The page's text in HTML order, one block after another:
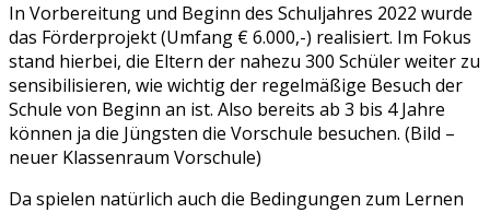
In Vorbereitung und Beginn des Schuljahres 2022 wurde
das Förderprojekt (Umfang € 6.000,-) realisiert. Im Fokus
stand hierbei, die Eltern der nahezu 300 Schüler weiter zu
sensibilisieren, wie wichtig der regelmäßige Besuch der
Schule von Beginn an ist. Also bereits ab 3 bis 4 Jahre
können ja die Jüngsten die Vorschule besuchen. (Bild –
neuer Klassenraum Vorschule)
Da spielen natürlich auch die Bedingungen zum Lernen